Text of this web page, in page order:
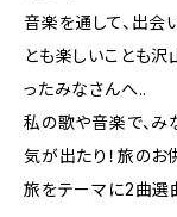
音楽を通して、出会
とも楽しいことも沢
ったみなさんへ..
私の歌や音楽で、み
気が出たり！旅のお
旅をテーマに2曲選